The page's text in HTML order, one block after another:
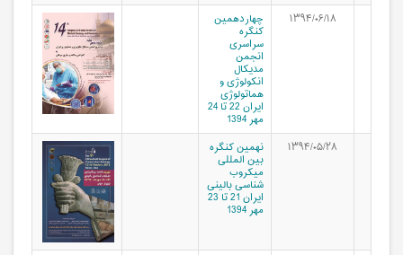
۱۳۹۴/۰۶/۱۸ چهاردهمین
کنگره
سراسری
انجمن
مدیکال
انکولوژی و
هماتولوژی
ایران 22 تا 24
مهر 1394
۱۳۹۴/۰۵/۲۸
نهمین کنگره
بین المللی
میکروب
شناسی بالینی
ایران 21 تا 23
مهر 1394